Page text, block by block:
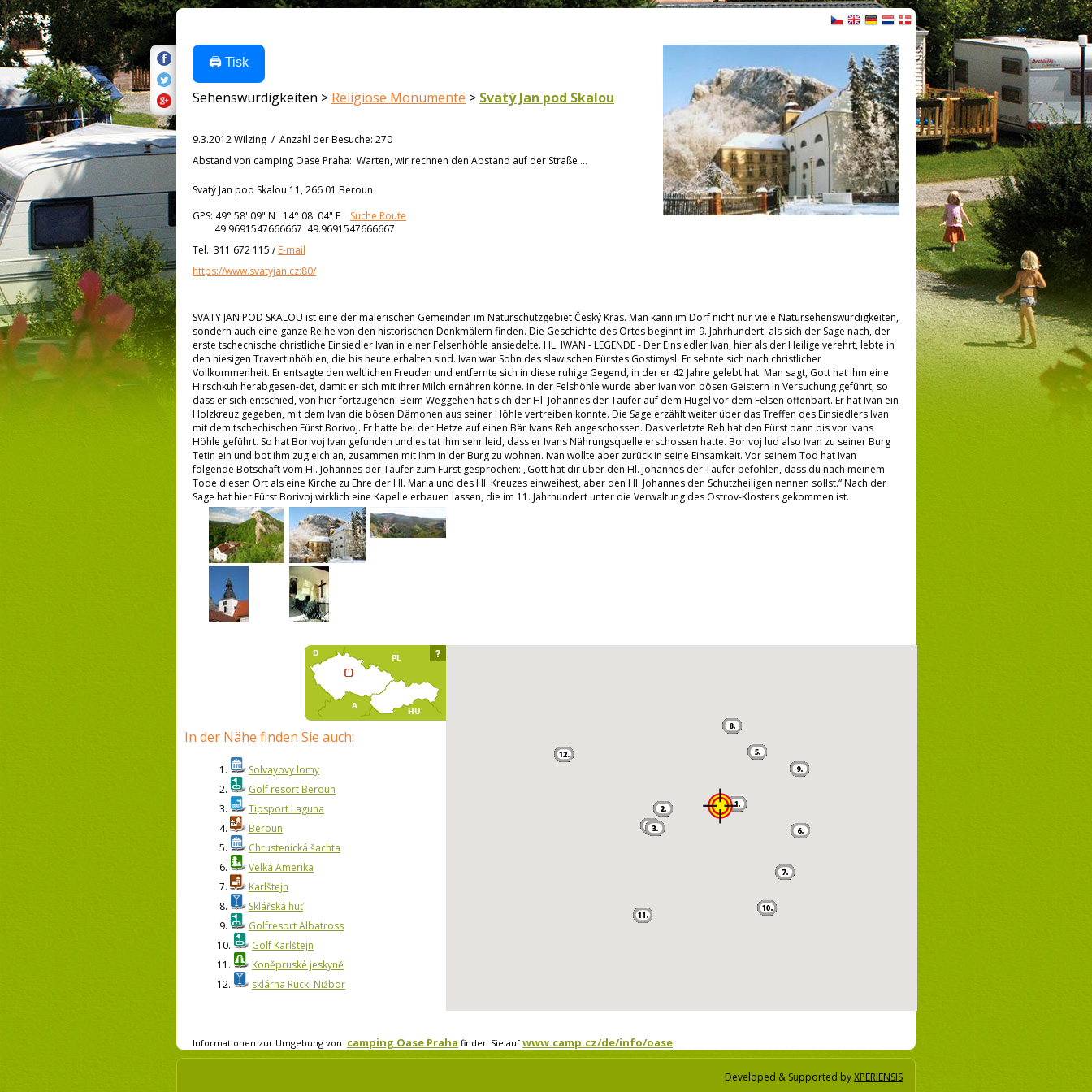
🖨️ Tisk
Sehenswürdigkeiten > Religiöse Monumente > Svatý Jan pod Skalou
9.3.2012 Wilzing / Anzahl der Besuche: 270
Abstand von camping Oase Praha: Warten, wir rechnen den Abstand auf der Straße ...
Svatý Jan pod Skalou 11, 266 01 Beroun
GPS: 49° 58' 09" N 14° 08' 04" E
Suche Route
49.9691547666667 49.9691547666667
Tel.: 311 672 115 /E-mail
https://www.svatyjan.cz:80/
SVATY JAN POD SKALOU ist eine der malerischen Gemeinden im Naturschutzgebiet Český Kras. Man kann im Dorf nicht nur viele Natursehenswürdigkeiten,
sondern auch eine ganze Reihe von den historischen Denkmälern finden. Die Geschichte des Ortes beginnt im 9. Jahrhundert, als sich der Sage nach, der
erste tschechische christliche Einsiedler Ivan in einer Felsenhöhle ansiedelte. HL. IWAN - LEGENDE - Der Einsiedler Ivan, hier als der Heilige verehrt, lebte in
den hiesigen Travertinhöhlen, die bis heute erhalten sind. Ivan war Sohn des slawischen Fürstes Gostimysl. Er sehnte sich nach christlicher
Vollkommenheit. Er entsagte den weltlichen Freuden und entfernte sich in diese ruhige Gegend, in der er 42 Jahre gelebt hat. Man sagt, Gott hat ihm eine
Hirschkuh herabgesen-det, damit er sich mit ihrer Milch ernähren könne. In der Felshöhle wurde aber Ivan von bösen Geistern in Versuchung geführt, so
dass er sich entschied, von hier fortzugehen. Beim Weggehen hat sich der Hl. Johannes der Täufer auf dem Hügel vor dem Felsen offenbart. Er hat Ivan ein
Holzkreuz gegeben, mit dem Ivan die bösen Dämonen aus seiner Höhle vertreiben konnte. Die Sage erzählt weiter über das Treffen des Einsiedlers Ivan
mit dem tschechischen Fürst Borivoj. Er hatte bei der Hetze auf einen Bär Ivans Reh angeschossen. Das verletzte Reh hat den Fürst dann bis vor Ivans
Höhle geführt. So hat Borivoj Ivan gefunden und es tat ihm sehr leid, dass er Ivans Nährungsquelle erschossen hatte. Borivoj lud also Ivan zu seiner Burg
Tetin ein und bot ihm zugleich an, zusammen mit Ihm in der Burg zu wohnen. Ivan wollte aber zurück in seine Einsamkeit. Vor seinem Tod hat Ivan
folgende Botschaft vom Hl. Johannes der Täufer zum Fürst gesprochen: „Gott hat dir über den Hl. Johannes der Täufer befohlen, dass du nach meinem
Tode diesen Ort als eine Kirche zu Ehre der Hl. Maria und des Hl. Kreuzes einweihest, aber den Hl. Johannes den Schutzheiligen nennen sollst.“ Nach der
Sage hat hier Fürst Borivoj wirklich eine Kapelle erbauen lassen, die im 11. Jahrhundert unter die Verwaltung des Ostrov-Klosters gekommen ist.
In der Nähe finden Sie auch:
1.
Solvayovy lomy
2.
Golf resort Beroun
3.
Tipsport Laguna
4.
Beroun
5.
Chrustenická šachta
6.
Velká Amerika
7.
Karlštejn
8.
Sklářská huť
9.
Golfresort Albatross
10.
Golf Karlštejn
11.
Koněpruské jeskyně
12.
sklárna Rückl Nižbor
?
Informationen zur Umgebung von camping Oase Praha finden Sie auf www.camp.cz/de/info/oase
Developed & Supported byXPERIENSIS